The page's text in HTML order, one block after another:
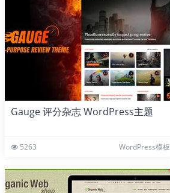
Gauge 评分杂志 WordPress主题
5263 WordPress模板